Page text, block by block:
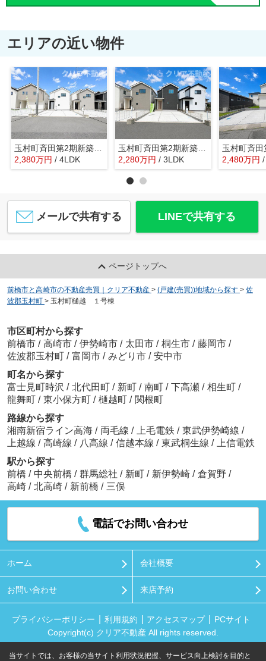
エリアの近い物件
玉村町斉田第2期新築4号棟 ☆駐車並列3台☆354沿い
2,380万円 / 4LDK
玉村町斉田第2期新築2号棟 ☆LDKエアコン付☆354沿い
2,280万円 / 3LDK 2,480万円
メールで共有する LINEで共有する
ページトップへ
前橋市と高崎市の不動産売買｜クリア不動産 > (戸建(売買))地域から探す > 佐
波郡玉村町 > 玉村町樋越 １号棟
市区町村から探す
前橋市 / 高崎市 / 伊勢崎市 / 太田市 / 桐生市 / 藤岡市 /
佐波郡玉村町 / 富岡市 / みどり市 / 安中市
町名から探す
富士見町時沢 / 北代田町 / 新町 / 南町 / 下高瀬 / 相生町 /
龍舞町 / 東小保方町 / 樋越町 / 関根町
路線から探す
湘南新宿ライン高海 / 両毛線 / 上毛電鉄 / 東武伊勢崎線 /
上越線 / 高崎線 / 八高線 / 信越本線 / 東武桐生線 /
上信電鉄
駅から探す
前橋 / 中央前橋 / 群馬総社 / 新町 / 新伊勢崎 / 倉賀野 /
高崎 / 北高崎 / 新前橋 / 三俣
電話でお問い合わせ
ホーム 会社概要
お問い合わせ 来店予約
プライバシーポリシー 利用規約 アクセスマップ
PCサイト
Copyright(c) クリア不動産 All rights reserved.
当サイトでは、お客様の当サイト利用状況把握、サービス向上検討を目的と